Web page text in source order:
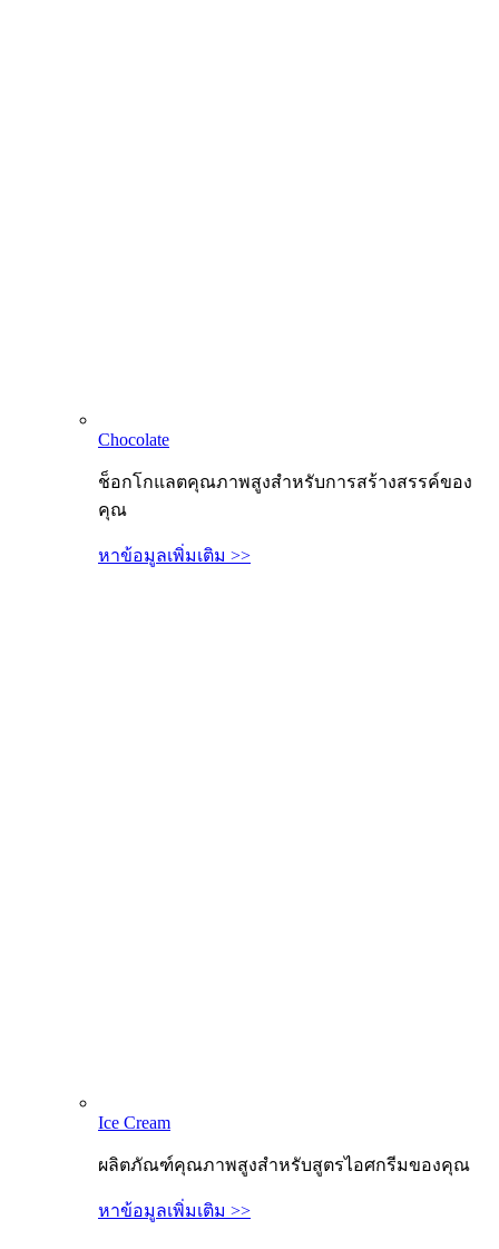
Chocolate
ช็อกโกแลตคุณภาพสูงสำหรับการสร้างสรรค์ของ
คุณ
หาข้อมูลเพิ่มเติม >>
Ice Cream
ผลิตภัณฑ์คุณภาพสูงสำหรับสูตรไอศกรีมของคุณ
หาข้อมูลเพิ่มเติม >>